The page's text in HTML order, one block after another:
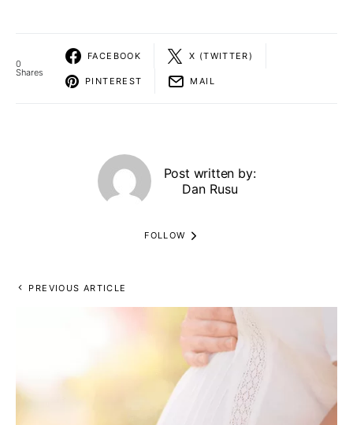
0
Shares
FACEBOOK X (TWITTER)
PINTEREST MAIL
Post written by:
Dan Rusu
FOLLOW
PREVIOUS ARTICLE